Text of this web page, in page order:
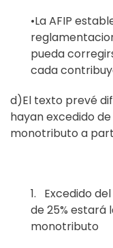
•La AFIP
pueda
cada
d)El texto prevé
hayanexcedido
monotributo a
1. Excedido
de 25% estará
monotributo